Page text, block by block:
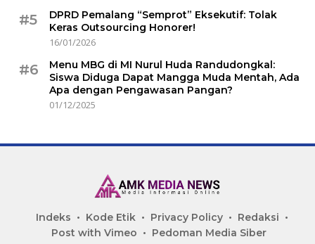
#5
DPRD Pemalang “Semprot” Eksekutif: Tolak
Keras Outsourcing Honorer!
16/01/2026
#6
Menu MBG di MI Nurul Huda Randudongkal:
Siswa Diduga Dapat Mangga Muda Mentah, Ada
Apa dengan Pengawasan Pangan?
01/12/2025
Indeks Kode Etik Privacy Policy
Redaksi
Post with Vimeo
Pedoman Media Siber